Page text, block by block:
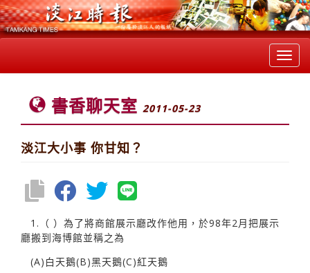
書香聊天室 2011-05-23
淡江大小事 你甘知？
1.（ ）為了將商館展示廳改作他用，於98年2月把展示
廳搬到海博館並稱之為
(A)白天鵝(B)黑天鵝(C)紅天鵝